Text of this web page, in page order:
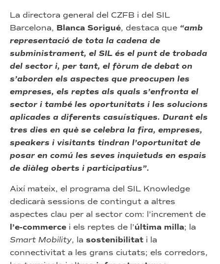
La directora general del CZFB i del SIL
Barcelona, Blanca Sorigué, destaca que “amb
representació de tota la cadena de
subministrament, el SIL és el punt de trobada
del sector i, per tant, el fòrum de debat on
s’aborden els aspectes que preocupen les
empreses, els reptes als quals s’enfronta el
sector i també les oportunitats i les solucions
aplicades a diferents casuístiques. Durant els
tres dies en què se celebra la fira, empreses,
speakers i visitants tindran l’oportunitat de
posar en comú les seves inquietuds en espais
de diàleg oberts i participatius”.
Així mateix, el programa del SIL Knowledge
dedicarà sessions de contingut a altres
aspectes clau per al sector com: l’increment de
l’e-commerce i els reptes de l’última milla; la
Smart Mobility, la sostenibilitat i la
connectivitat a les grans ciutats; els corredors,